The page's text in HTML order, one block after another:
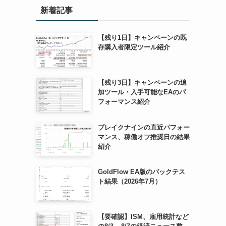
新着記事
【残り1日】キャンペーンの既
存購入者限定ツール紹介
【残り3日】キャンペーンの追
加ツール・入手可能なEAのパ
フォーマンス紹介
ブレイクナインの直近パフォー
マンス、稼働オフ推奨日の結果
紹介
GoldFlow EA版のバックテス
ト結果（2026年7月）
【要確認】ISM、雇用統計など